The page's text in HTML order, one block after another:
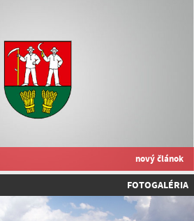
nový článok
FOTOGALÉRIA